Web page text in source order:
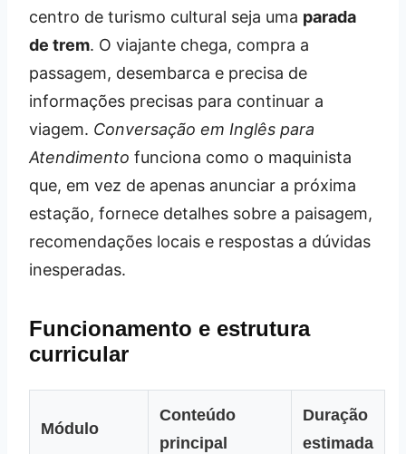
centro de turismo cultural seja uma parada
de trem. O viajante chega, compra a
passagem, desembarca e precisa de
informações precisas para continuar a
viagem. Conversação em Inglês para
Atendimento funciona como o maquinista
que, em vez de apenas anunciar a próxima
estação, fornece detalhes sobre a paisagem,
recomendações locais e respostas a dúvidas
inesperadas.
Funcionamento e estrutura
curricular
Módulo
Conteúdo
principal
Duração
estimada